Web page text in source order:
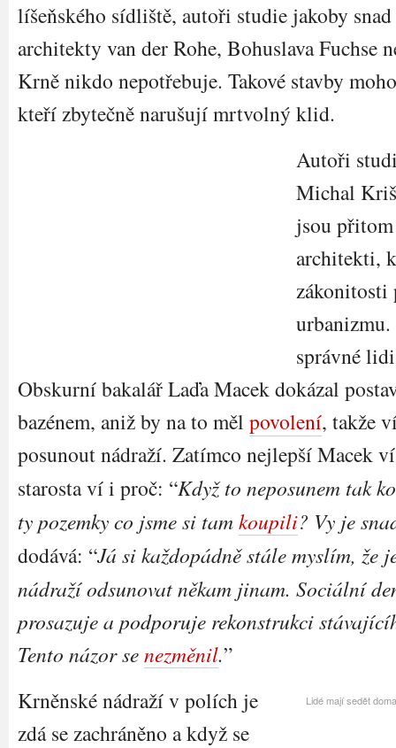
líšeňského sídliště, autoři studie jakoby
architekty van der Rohe, Bohuslava Fuchse
Krně nikdo nepotřebuje. Takové stavby
kteří zbytečně narušují mrtvolný klid.
Autoři
Michal
jsou
architekti,
urbanizmu.
správné
Obskurní bakalář Laďa Macek dokázal
bazénem, aniž by na to měl povolení, takže
posunout nádraží. Zatímco nejlepší Macek
starosta ví i proč: “Když to neposunem tak
ty pozemky co jsme si tamkoupili? Vy je
dodává: “Já si každopádně stále myslím, že
nádraží odsunovat někam jinam. Sociální
prosazuje a podporuje rekonstrukci
Tento názor senezměnil.”
Lidé mají sedět
Krněnské nádraží v polích je
zdá se zachráněno a když se